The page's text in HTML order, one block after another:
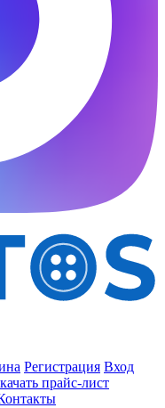
Регистрация Вход
прайс-лист